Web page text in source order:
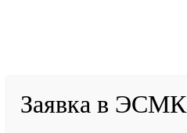
Заявка в ЭСМК